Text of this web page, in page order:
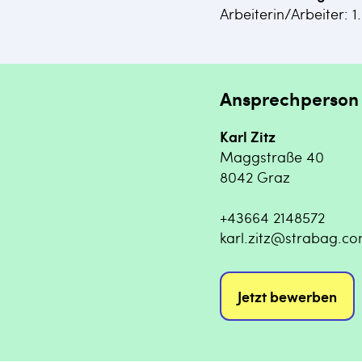
Arbeiterin/Arbeiter:
Ansprechperson
Karl Zitz
Maggstraße 40
8042 Graz
+43664 2148572
Jetzt bewerben